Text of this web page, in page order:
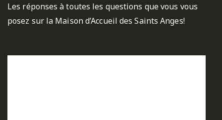
Les réponses à toutes les questions que vous vous
posez sur la Maison d’Accueil des Saints Anges!